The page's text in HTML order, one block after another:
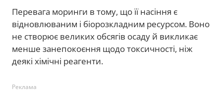
Перевага моринги в тому, що її насіння є
відновлюваним і біорозкладним ресурсом. Воно
не створює великих обсягів осаду й викликає
менше занепокоєння щодо токсичності, ніж
деякі хімічні реагенти.
Реклама